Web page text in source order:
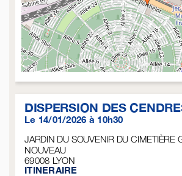
DISPERSION DES
Le 14/01/2026 à 10h30
JARDIN DU SOUVENIR DU CIMETIÈRE
NOUVEAU
69008 LYON
ITINERAIRE